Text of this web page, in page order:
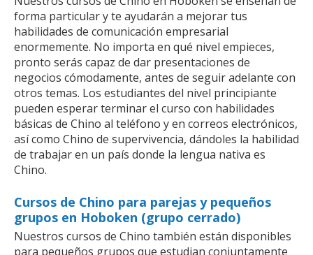
forma particular y te ayudarán a mejorar tus
habilidades de comunicación empresarial
enormemente. No importa en qué nivel empieces,
pronto serás capaz de dar presentaciones de
negocios cómodamente, antes de seguir adelante con
otros temas. Los estudiantes del nivel principiante
pueden esperar terminar el curso con habilidades
básicas de Chino al teléfono y en correos electrónicos,
así como Chino de supervivencia, dándoles la habilidad
de trabajar en un país donde la lengua nativa es
Chino.
Cursos de Chino para parejas y pequeños
grupos en Hoboken (grupo cerrado)
Nuestros cursos de Chino también están disponibles
para pequeños grupos que estudian conjuntamente